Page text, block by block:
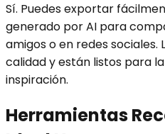
Sí. Puedes exportar
generado por AI para
amigos o en redes sociales.
calidad y están listos para
inspiración.
Herramientas